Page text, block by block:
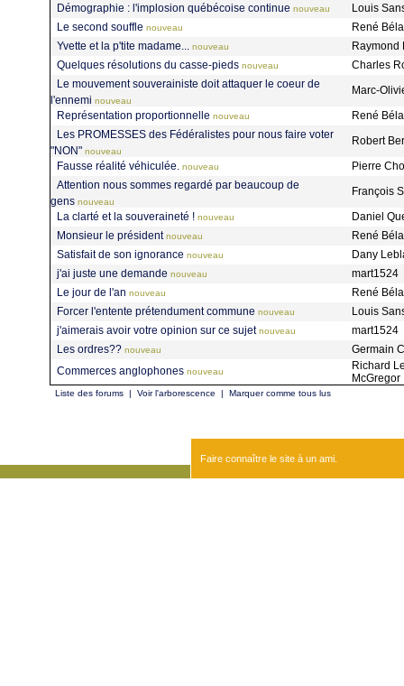
Démographie : l'implosion québécoise continue nouveau
Louis
Le second souffle nouveau
René
Yvette et la p'tite madame...
nouveau
Raymond
Quelques résolutions du casse-pieds nouveau
Charles
Le mouvement souverainiste doit attaquer le coeur de
l'ennemi nouveau
Marc-
Représentation proportionnelle nouveau
René
Les PROMESSES des Fédéralistes pour nous faire voter
"NON" nouveau
Robert
Fausse réalité véhiculée.
nouveau
Pierre
Attention nous sommes regardé par beaucoup de
gens nouveau
François
La clarté et la souveraineté ! nouveau
Daniel
Monsieur le président nouveau
René
Satisfait de son ignorance nouveau
Dany
j'ai juste une demande nouveau
mart1524
Le jour de l'an nouveau
René
Forcer l'entente prétendument commune nouveau
Louis
j'aimerais avoir votre opinion sur ce sujet nouveau
mart1524
Les ordres?? nouveau
Germain
Commerces anglophones nouveau
Richard
McGregor
Liste des forums | Voir l'arborescence | Marquer comme tous lus
Faire connaître le site à un ami.